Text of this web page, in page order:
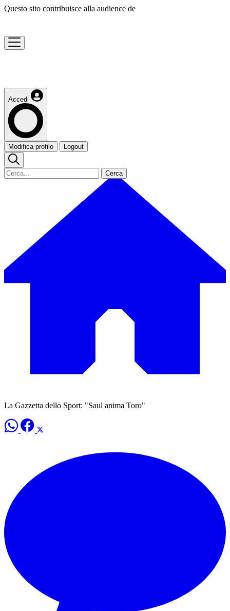
Questo sito contribuisce alla audience de
Accedi
Modifica profilo Logout
Cerca
La Gazzetta dello Sport: "Saul anima Toro"